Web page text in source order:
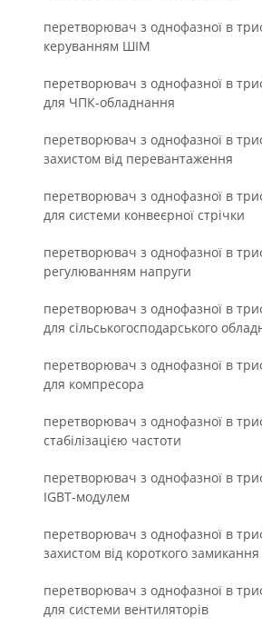
перетворювач з однофазної в
керуванням ШІМ
перетворювач з однофазної в
для ЧПК-обладнання
перетворювач з однофазної в
захистом від перевантаження
перетворювач з однофазної в
для системи конвеєрної стрічки
перетворювач з однофазної в
регулюванням напруги
перетворювач з однофазної в
для сільськогосподарського
перетворювач з однофазної в
для компресора
перетворювач з однофазної в
стабілізацією частоти
перетворювач з однофазної в
IGBT-модулем
перетворювач з однофазної в
захистом від короткого замикання
перетворювач з однофазної в
для системи вентиляторів